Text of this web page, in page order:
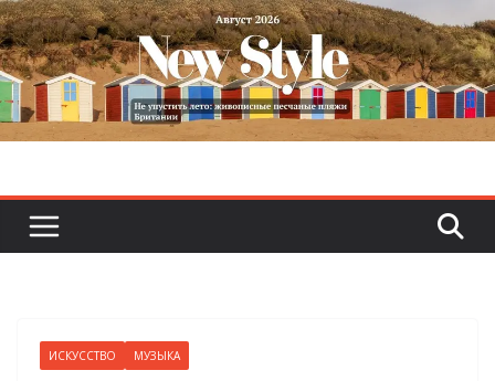
Skip
to
content
ИСКУССТВО МУЗЫКА